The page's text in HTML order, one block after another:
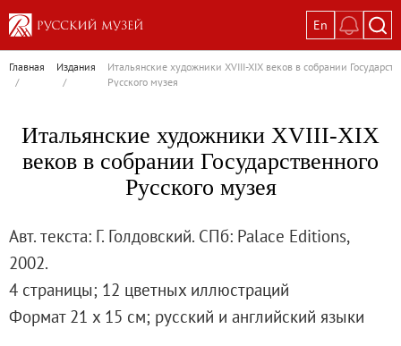
En
Выставки
Текущие выставки
Пётр Кончаловский. Сад в цвету
Иван Шишкин. Русский лес
Василий Тропинин
Окрестности Санкт-Петербурга в
Памяти Киры Владимировны
Постоянная экспозиция «Наш
Русское искусство первой половины
Главная
/
Издания
/
Итальянские художники XVIII-XIX веков в собрании
Русского музея
Итальянские художники XVIII-XIX
веков в собрании Государственного
Русского музея
Авт. текста: Г. Голдовский. СПб: Palace Editions,
2002.
4 страницы; 12 цветных иллюстраций
Формат 21 х 15 см; русский и английский языки